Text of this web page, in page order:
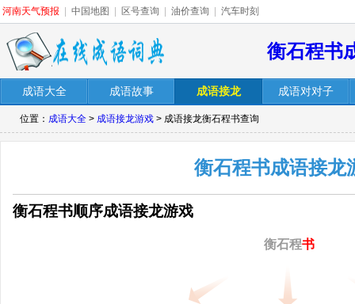
河南天气预报 中国地图 区号查询 油价查询 汽车时刻
衡石程书
成语大全 成语故事 成语接龙 成语对对子
位置： 成语大全 > 成语接龙游戏 > 成语接龙衡石程书查询
衡石程书成语接龙
衡石程书顺序成语接龙游戏
衡石程书